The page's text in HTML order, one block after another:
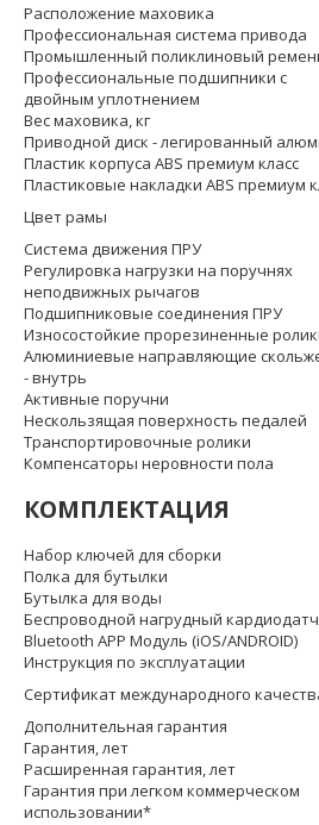
Расположение маховика
Профессиональная система привода
Промышленный поликлиновый
Профессиональные подшипники с
двойным уплотнением
Вес маховика, кг
Приводной диск - легированный
Пластик корпуса ABS премиум класс
Пластиковые накладки ABS премиум
Цвет рамы
Система движения ПРУ
Регулировка нагрузки на поручнях
неподвижных рычагов
Подшипниковые соединения ПРУ
Износостойкие прорезиненные
Алюминиевые направляющие
- внутрь
Активные поручни
Нескользящая поверхность педалей
Транспортировочные ролики
Компенсаторы неровности пола
КОМПЛЕКТАЦИЯ
Набор ключей для сборки
Полка для бутылки
Бутылка для воды
Беспроводной нагрудный
Bluetooth APP Модуль (iOS/ANDROID)
Инструкция по эксплуатации
Сертификат международного
Дополнительная гарантия
Гарантия, лет
Расширенная гарантия, лет
Гарантия при легком коммерческом
использовании*